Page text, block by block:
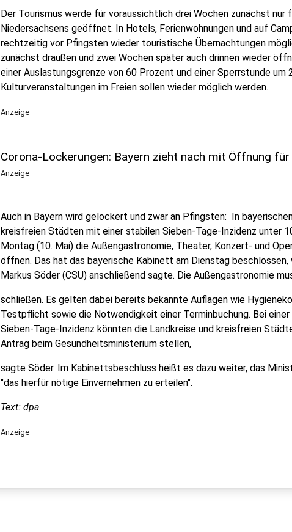
Der Tourismus werde für voraussichtlich drei Wochen zunächst nur
Niedersachsens geöffnet. In Hotels, Ferienwohnungen und auf
rechtzeitig vor Pfingsten wieder touristische Übernachtungen
zunächst draußen und zwei Wochen später auch drinnen wieder
einer Auslastungsgrenze von 60 Prozent und einer Sperrstunde um
Kulturveranstaltungen im Freien sollen wieder möglich werden.
Anzeige
Corona-Lockerungen: Bayern zieht nach mit Öffnung
Anzeige
Auch in Bayern wird gelockert und zwar an Pfingsten: In
kreisfreien Städten mit einer stabilen Sieben-Tage-Inzidenz unter
Montag (10. Mai) die Außengastronomie, Theater, Konzert- und
öffnen. Das hat das bayerische Kabinett am Dienstag
Markus Söder (CSU) anschließend sagte. Die Außengastronomie
schließen. Es gelten dabei bereits bekannte Auflagen wie
Testpflicht sowie die Notwendigkeit einer Terminbuchung. Bei
Sieben-Tage-Inzidenz könnten die Landkreise und kreisfreien
Antrag beim Gesundheitsministerium stellen,
sagte Söder. Im Kabinettsbeschluss heißt es dazu weiter, das
"das hierfür nötige Einvernehmen zu erteilen".
Text: dpa
Anzeige